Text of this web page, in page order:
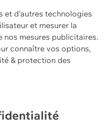
et d'autres technologies
et mesurer la
nos mesures publicitaires.
connaître vos options,
& protection des